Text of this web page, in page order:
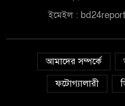
ইমেইল :
আমাদের সম্পর্কে
ফটোগ্যালারী